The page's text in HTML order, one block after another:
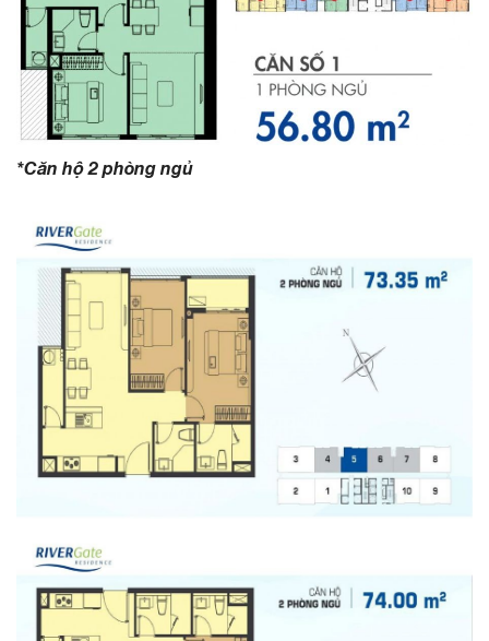
*Căn hộ 2 phòng ngủ